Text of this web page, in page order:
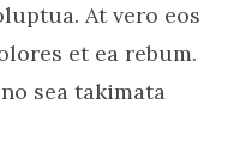
At vero eos
et ea rebum.
sea takimata